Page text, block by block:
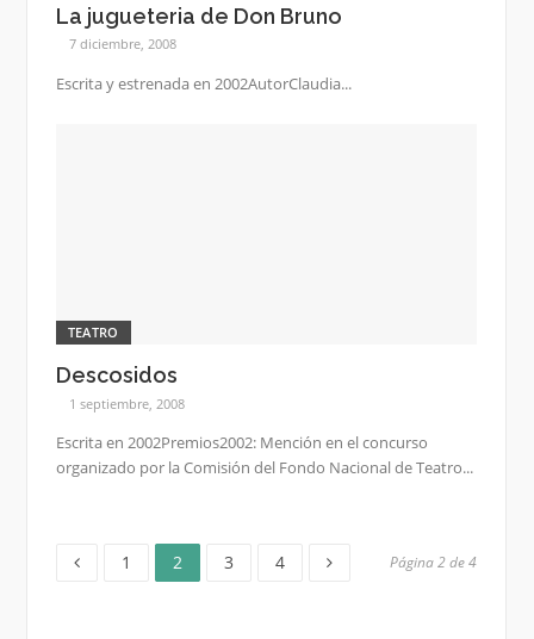
La jugueteria de Don Bruno
7 diciembre, 2008
Escrita y estrenada en 2002AutorClaudia...
TEATRO
Descosidos
1 septiembre, 2008
Escrita en 2002Premios2002: Mención en el concurso
organizado por la Comisión del Fondo Nacional de Teatro...
Paginación
Página
1 Página
2 Página
3 Página
4 Página 2 de 4